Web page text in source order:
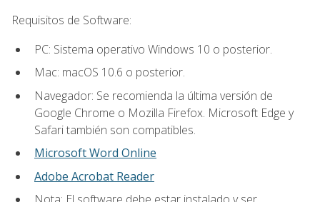
Requisitos de Software:
PC: Sistema operativo Windows 10 o posterior.
Mac: macOS 10.6 o posterior.
Navegador: Se recomienda la última versión de
Google Chrome o Mozilla Firefox. Microsoft Edge y
Safari también son compatibles.
Microsoft Word Online
Adobe Acrobat Reader